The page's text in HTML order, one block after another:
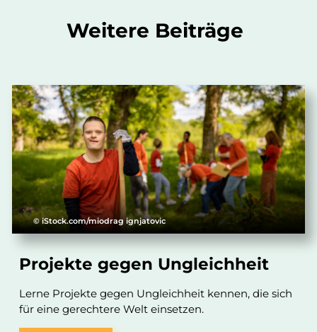
Weitere Beiträge
© iStock.com/miodrag ignjatovic
Projekte gegen Ungleichheit
Lerne Projekte gegen Ungleichheit kennen, die sich
für eine gerechtere Welt einsetzen.